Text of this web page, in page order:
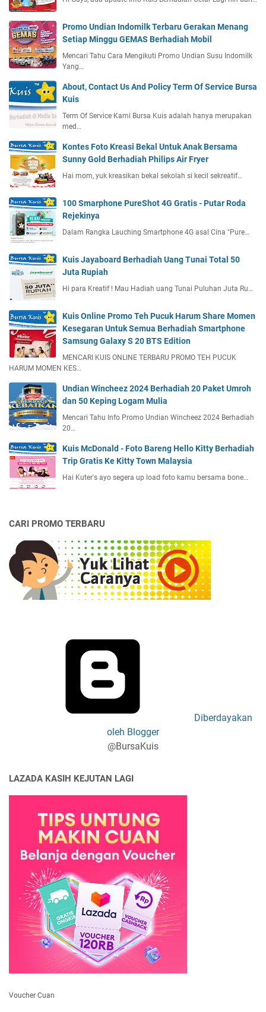
Promo Undian Indomilk Terbaru Gerakan Menang
Setiap Minggu GEMAS Berhadiah Mobil
Mencari Tahu Cara Mengikuti Promo Undian Susu Indomilk
Yang…
About, Contact Us And Policy Term Of Service Bursa
Kuis
Term Of Service Kami Bursa Kuis adalah hanya merupakan
med…
Kontes Foto Kreasi Bekal Untuk Anak Bersama
Sunny Gold Berhadiah Philips Air Fryer
Hai mom, yuk kreasikan bekal sekolah si kecil sekreatif…
100 Smarphone PureShot 4G Gratis - Putar Roda
Rejekinya
Dalam Rangka Lauching Smartphone 4G asal Cina "Pure…
Kuis Jayaboard Berhadiah Uang Tunai Total 50
Juta Rupiah
Hi para Kreatif ! Mau Hadiah uang Tunai Puluhan Juta Ru…
Kuis Online Promo Teh Pucuk Harum Share Momen
Kesegaran Untuk Semua Berhadiah Smartphone
Samsung Galaxy S 20 BTS Edition
MENCARI KUIS ONLINE TERBARU PROMO TEH PUCUK
HARUM MOMEN KES…
Undian Wincheez 2024 Berhadiah 20 Paket Umroh
dan 50 Keping Logam Mulia
Mencari Tahu Info Promo Undian Wincheez 2024 Berhadiah
20…
Kuis McDonald - Foto Bareng Hello Kitty Berhadiah
Trip Gratis Ke Kitty Town Malaysia
Hai Kuter's ayo segera up load foto kamu bersama bone…
CARI PROMO TERBARU
Diberdayakan
oleh Blogger
@BursaKuis
LAZADA KASIH KEJUTAN LAGI
Voucher Cuan